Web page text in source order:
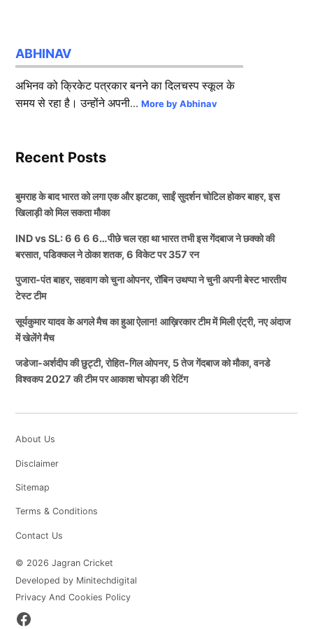
ABHINAV
अभिनव को क्रिकेट पत्रकार बनने का दिलचस्प स्कूल के
समय से रहा है। उन्होंने अपनी...More by Abhinav
Recent Posts
बुमराह के बाद भारत को लगा एक और झटका, साईं सुदर्शन चोटिल होकर बाहर, इस
खिलाड़ी को मिल सकता मौका
IND vs SL: 6 6 6 6…पीछे चल रहा था भारत तभी इस गेंदबाज ने छक्को की
बरसात, पडिक्कल ने ठोका शतक, 6 विकेट पर 357 रन
पुजारा-पंत बाहर, सहवाग को चुना ओपनर, रॉबिन उथप्पा ने चुनी अपनी बेस्ट भारतीय
टेस्ट टीम
सूर्यकुमार यादव के अगले मैच का हुआ ऐलान! आख़िरकार टीम में मिली एंट्री, नए अंदाज
में खेलेंगे मैच
जडेजा-अर्शदीप की छुट्टी, रोहित-गिल ओपनर, 5 तेज गेंदबाज को मौका, वनडे
विश्वकप 2027 की टीम पर आकाश चोपड़ा की रेटिंग
About Us
Disclaimer
Sitemap
Terms & Conditions
Contact Us
© 2026 Jagran Cricket
Developed by Minitechdigital
Privacy And Cookies Policy
Facebook